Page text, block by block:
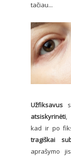
tačiau...
Užfiksavus
atsiskyrinėti,
kad ir po
tragiškai
aprašymo